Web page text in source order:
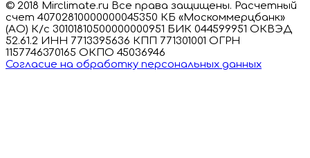
© 2018 Mirclimate.ru Все права защищены. Расчетный
счет 40702810000000045350 КБ «Москоммерцбанк»
(АО) К/с 30101810500000000951 БИК 044599951 ОКВЭД
52.61.2 ИНН 7713395636 КПП 771301001 ОГРН
1157746370165 ОКПО 45036946
Согласие на обработку персональных данных